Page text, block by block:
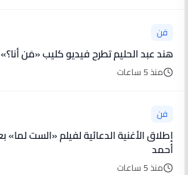
فن
هند عبد الحليم تطرح فيديو كليب «مَن
منذ 5 ساعات
فن
إطلاق الأغنية الدعائية لفيلم «الست
أحمد
منذ 5 ساعات